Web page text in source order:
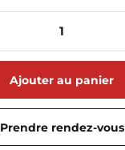
Ajouter au panier
Prendre rendez-vous